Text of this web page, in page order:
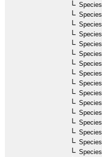
Species
Species
Species
Species
Species
Species
Species
Species
Species
Species
Species
Species
Species
Species
Species
Species